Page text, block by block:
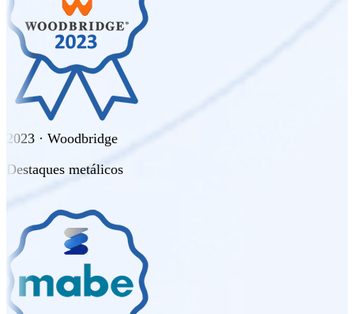
2023 · Woodbridge
Destaques metálicos